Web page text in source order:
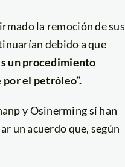
la remoción de sus
debido a que
un procedimiento
el petróleo”.
y Osinerming sí han
un acuerdo que, según